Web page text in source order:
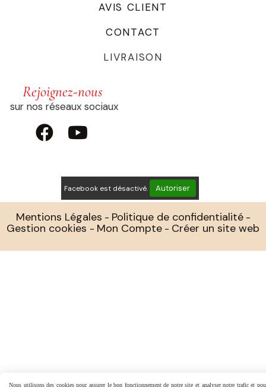
Rejoignez-nous
sur nos réseaux sociaux
 
AVIS CLIENT
CONTACT
LIVRAISON
Facebook est désactivé. Autoriser
Mentions Légales Politique de confidentialité
Gestion cookies Mon Compte Créer un site web
Nous utilisons des cookies pour assurer le bon fonctionnement de notre site et analyser notre trafic et